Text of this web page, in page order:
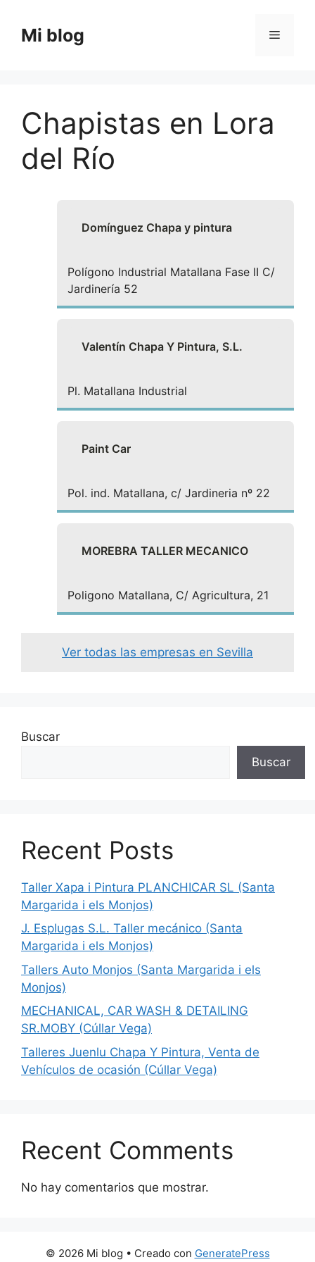
contenido
Mi blog Menú
Chapistas en Lora
del Río
Domínguez Chapa y pintura
Polígono Industrial Matallana Fase II C/
Jardinería 52
Valentín Chapa Y Pintura, S.L.
Pl. Matallana Industrial
Paint Car
Pol. ind. Matallana, c/ Jardineria nº 22
MOREBRA TALLER MECANICO
Poligono Matallana, C/ Agricultura, 21
Ver todas las empresas en Sevilla
Buscar
Buscar
Recent Posts
Taller Xapa i Pintura PLANCHICAR SL (Santa
Margarida i els Monjos)
J. Esplugas S.L. Taller mecánico (Santa
Margarida i els Monjos)
Tallers Auto Monjos (Santa Margarida i els
Monjos)
MECHANICAL, CAR WASH & DETAILING
SR.MOBY (Cúllar Vega)
Talleres Juenlu Chapa Y Pintura, Venta de
Vehículos de ocasión (Cúllar Vega)
Recent Comments
No hay comentarios que mostrar.
© 2026 Mi blog • Creado con GeneratePress